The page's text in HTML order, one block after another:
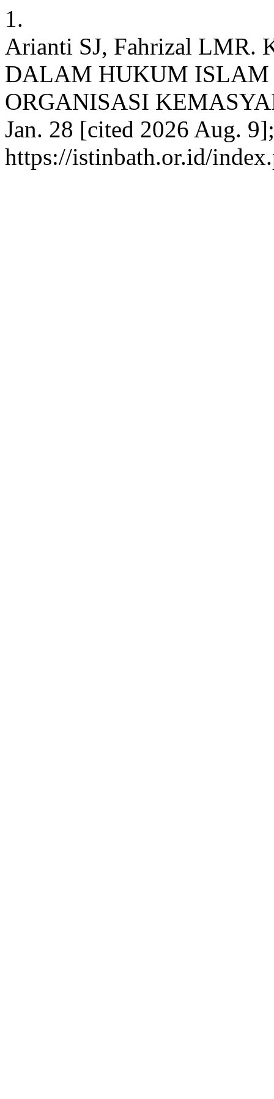
1.
Arianti SJ, Fahrizal LMR.
DALAM HUKUM
ORGANISASI
Jan. 28 [cited 2026 Aug.
https://istinbath.or.id/